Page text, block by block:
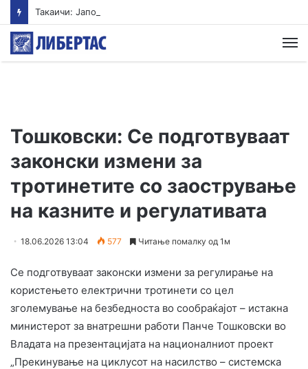
Тошковски: Се подготвуваат
законски измени за
тротинетите со заострување
на казните и регулативата
18.06.2026 13:04 577 Читање помалку од 1м
Се подготвуваат законски измени за регулирање на
користењето електрични тротинети со цел
зголемување на безбедноста во сообраќајот – истакна
министерот за внатрешни работи Панче Тошковски во
Владата на презентацијата на националниот проект
„Прекинување на циклусот на насилство – системска